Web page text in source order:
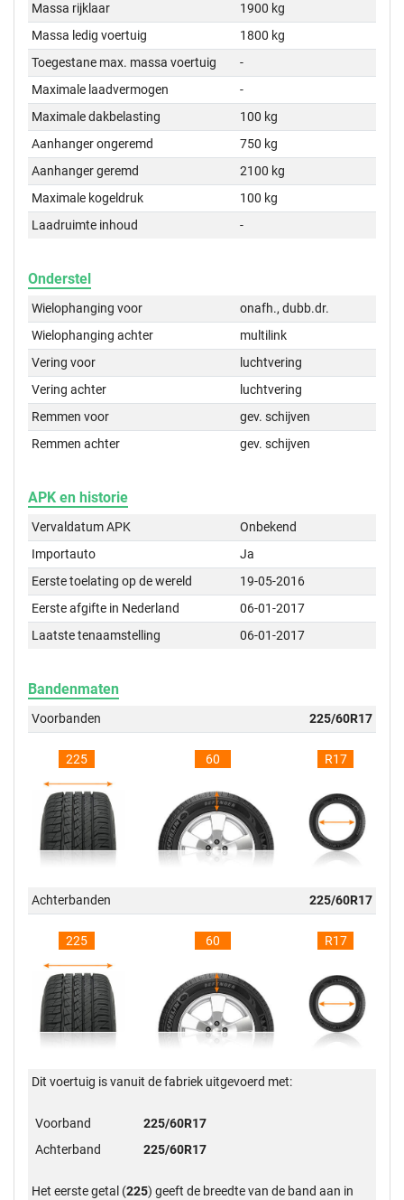
Massa rijklaar
1900 kg
Massa ledig voertuig
1800 kg
Toegestane max. massa voertuig
-
Maximale laadvermogen
-
Maximale dakbelasting
100 kg
Aanhanger ongeremd
750 kg
Aanhanger geremd
2100 kg
Maximale kogeldruk
100 kg
Laadruimte inhoud
-
Onderstel
Wielophanging voor
onafh., dubb.dr.
Wielophanging achter
multilink
Vering voor
luchtvering
Vering achter
luchtvering
Remmen voor
gev. schijven
Remmen achter
gev. schijven
APK en historie
Vervaldatum APK
Onbekend
Importauto
Ja
Eerste toelating op de wereld
19-05-2016
Eerste afgifte in Nederland
06-01-2017
Laatste tenaamstelling
06-01-2017
Bandenmaten
Voorbanden 225/60R17
225 60 R17
Achterbanden 225/60R17
225 60 R17
Dit voertuig is vanuit de fabriek uitgevoerd met:
Voorband
225/60R17
Achterband
225/60R17
Het eerste getal (225) geeft de breedte van de band aan in